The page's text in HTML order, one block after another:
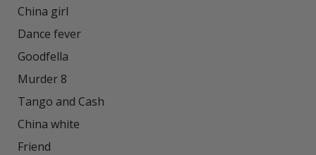
China girl
Dance fever
Goodfella
Murder 8
Tango and Cash
China white
Friend